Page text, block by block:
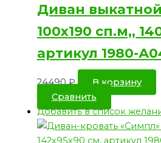
Диван
100х190 сп.м,,
артикул 1980-
24490₽
В корзину
Сравнить
Добавить в список